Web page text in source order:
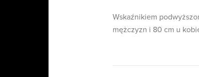
Wskaźnikiem
mężczyzn i 80 cm u